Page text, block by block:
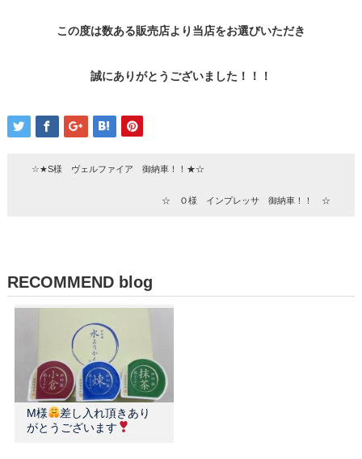
この度は数ある販売店より当店をお選びいただき
誠にありがとうございました！！！
☆★S様 ヴェルファイア 御納車！！★☆
☆ Ｏ様 インプレッサ 御納車！！ ☆
RECOMMEND blog
M様
差し入れ頂きあり
がとうございます